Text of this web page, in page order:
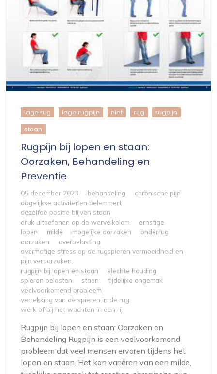
lage rug lage rugpijn niet rug rugpijn
staan
Rugpijn bij lopen en staan:
Oorzaken, Behandeling en
Preventie
05 december 2023 behandeling
chronische pijn
dagelijkse activiteiten belemmert
dezelfde positie blijven staan
druk uitoefenen op de wervelkolom
ernstige
lopen
milde mogelijke oorzaken
onderrug
oorzaken
overbelasting
overmatige stress op de rugspieren vermoeidheid en
pijn veroorzaken
rugpijn bij lopen en staan
slechte houding
spieren belasten
staan
tijdelijke ongemak
veelvoorkomend probleem
verrekking van de spieren in de rug
werk of bij het wachten in een rij
Rugpijn bij lopen en staan: Oorzaken en
Behandeling Rugpijn is een veelvoorkomend
probleem dat veel mensen ervaren tijdens het
lopen en staan. Het kan variëren van een milde,